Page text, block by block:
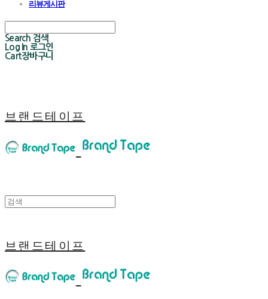
리뷰게시판
Search 검색
Log In 로그인
Cart장바구니
브랜드테이프
브랜드테이프